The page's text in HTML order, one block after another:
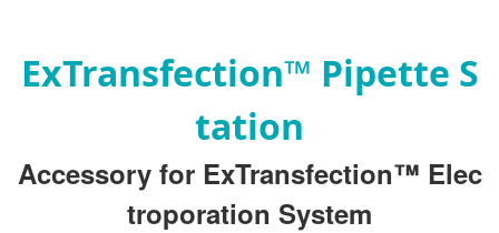
ExTransfection™ Pipette S
tation
Accessory for ExTransfection™ Elec
troporation System